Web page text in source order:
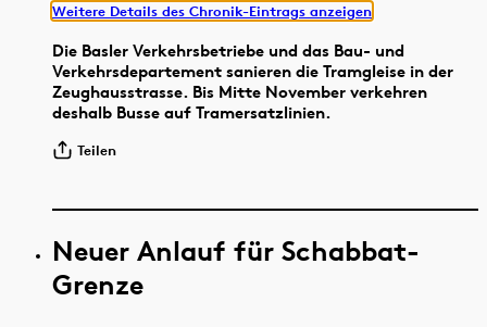
Weitere Details des Chronik-Eintrags anzeigen
Die Basler Verkehrsbetriebe und das Bau- und
Verkehrsdepartement sanieren die Tramgleise in der
Zeughausstrasse. Bis Mitte November verkehren
deshalb Busse auf Tramersatzlinien.
Teilen
Neuer Anlauf für Schabbat-
Grenze